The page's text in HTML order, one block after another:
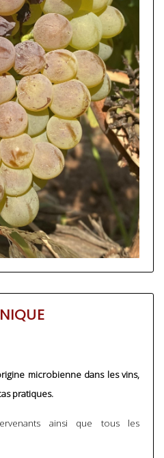
microbienne dans les vins,
pratiques.
ainsi que tous les